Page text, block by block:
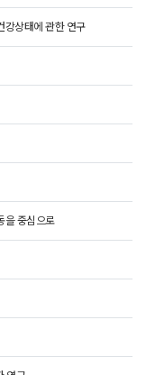
강상태에 관한 연구
터 이용아동을 중심으로